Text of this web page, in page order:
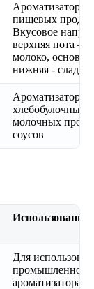
Ароматизатор
пищевых
Вкусовое
верхняя нота –
молоко,
нижняя - сладкая
Ароматизатор
хлебобулочных,
молочных
соусов
Использование
Для
ароматизатора